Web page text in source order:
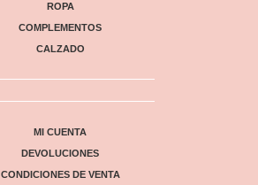
ROPA
COMPLEMENTOS
CALZADO
MI CUENTA
DEVOLUCIONES
CONDICIONES DE VENTA